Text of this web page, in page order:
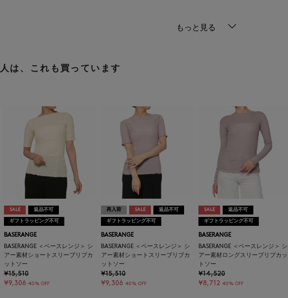
もっと見る
は、これも買っています
SALE 返品不可
ギフトラッピング不可
BASERANGE
BASERANGE ＜ベースレンジ＞ シ
アー素材ショートスリーブリブカ
ットソー
¥15,510
¥9,306 40% OFF
再入荷 SALE 返品不可
ギフトラッピング不可
BASERANGE
BASERANGE ＜ベースレンジ＞ シ
アー素材ショートスリーブリブカ
ットソー
¥15,510
¥9,306 40% OFF
SALE 返品不可
ギフトラッピング不可
BASERANGE
BASERANGE ＜ベースレンジ＞ シ
アー素材ロングスリーブリブカッ
トソー
¥14,520
¥8,712 40% OFF